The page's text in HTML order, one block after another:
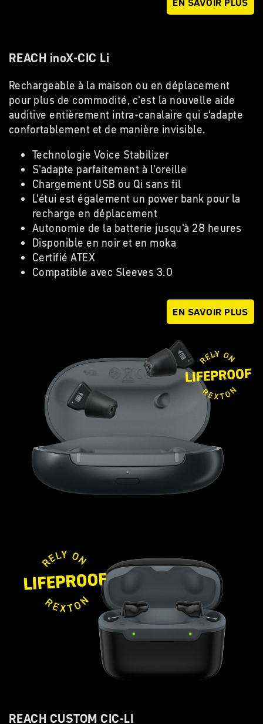
REACH inoX-CIC Li
Rechargeable à la maison ou en déplacement
pour plus de commodité, c'est la nouvelle aide
auditive entièrement intra-canalaire qui s'adapte
confortablement et de manière invisible.
Technologie Voice Stabilizer
S'adapte parfaitement à l'oreille
Chargement USB ou Qi sans fil
L'étui est également un power bank pour la
recharge en déplacement
Autonomie de la batterie jusqu'à 28 heures
Disponible en noir et en moka
Certifié ATEX
Compatible avec Sleeves 3.0
EN SAVOIR PLUS
REACH CUSTOM CIC-LI